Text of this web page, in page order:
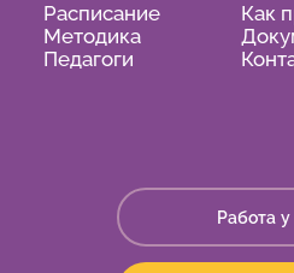
Расписание
Методика
Педагоги
Как
Работа у